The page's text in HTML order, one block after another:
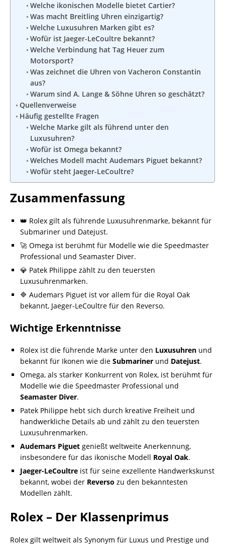
Welche ikonischen Modelle bietet Cartier?
Was macht Breitling Uhren einzigartig?
Welche Luxusuhren Marken gibt es?
Wofür ist Jaeger-LeCoultre bekannt?
Welche Verbindung hat Tag Heuer zum
Motorsport?
Was zeichnet die Uhren von Vacheron Constantin
aus?
Warum sind A. Lange & Söhne Uhren so geschätzt?
Quellenverweise
Häufig gestellte Fragen
Welche Marke gilt als führend unter den
Luxusuhren?
Wofür ist Omega bekannt?
Welches Modell macht Audemars Piguet bekannt?
Wofür steht Jaeger-LeCoultre?
Zusammenfassung
👑 Rolex gilt als führende Luxusuhrenmarke, bekannt für
Submariner und Datejust.
🚀 Omega ist berühmt für Modelle wie die Speedmaster
Professional und Seamaster Diver.
💎 Patek Philippe zählt zu den teuersten
Luxusuhrenmarken.
🔷 Audemars Piguet ist vor allem für die Royal Oak
bekannt, Jaeger-LeCoultre für den Reverso.
Wichtige Erkenntnisse
Rolex ist die führende Marke unter den Luxusuhren und
bekannt für Ikonen wie die Submariner und Datejust.
Omega, als starker Konkurrent von Rolex, ist berühmt für
Modelle wie die Speedmaster Professional und
Seamaster Diver.
Patek Philippe hebt sich durch kreative Freiheit und
handwerkliche Details ab und zählt zu den teuersten
Luxusuhrenmarken.
Audemars Piguet genießt weltweite Anerkennung,
insbesondere für das ikonische Modell Royal Oak.
Jaeger-LeCoultre ist für seine exzellente Handwerkskunst
bekannt, wobei der Reverso zu den bekanntesten
Modellen zählt.
Rolex – Der Klassenprimus
Rolex gilt weltweit als Synonym für Luxus und Prestige und